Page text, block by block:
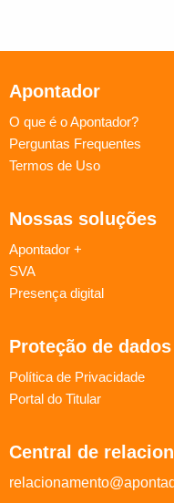
Apontador
O que é o Apontador?
Perguntas Frequentes
Termos de Uso
Nossas soluções
Apontador +
SVA
Presença digital
Proteção de dados
Política de Privacidade
Portal do Titular
Central de